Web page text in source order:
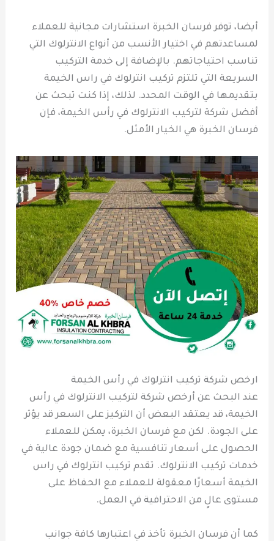
أيضا، توفر فرسان الخبرة استشارات مجانية للعملاء
لمساعدتهم في اختيار الأنسب من أنواع الانترلوك التي
تناسب احتياجاتهم. بالإضافة إلى خدمة التركيب
السريعة التي تلتزم تركيب انترلوك في راس الخيمة
بتقديمها في الوقت المحدد. لذلك، إذا كنت تبحث عن
أفضل شركة لتركيب الانترلوك في رأس الخيمة، فإن
فرسان الخبرة هي الخيار الأمثل.
ارخص شركة تركيب انترلوك في رأس الخيمة
عند البحث عن أرخص شركة لتركيب الانترلوك في رأس
الخيمة، قد يعتقد البعض أن التركيز على السعر قد يؤثر
على الجودة. لكن مع فرسان الخبرة، يمكن للعملاء
الحصول على أسعار تنافسية مع ضمان جودة عالية في
خدمات تركيب الانترلوك. تقدم تركيب انترلوك في راس
الخيمة أسعارًا معقولة للعملاء مع الحفاظ على
مستوى عالٍ من الاحترافية في العمل.
كما أن فرسان الخبرة تأخذ في اعتبارها كافة جوانب